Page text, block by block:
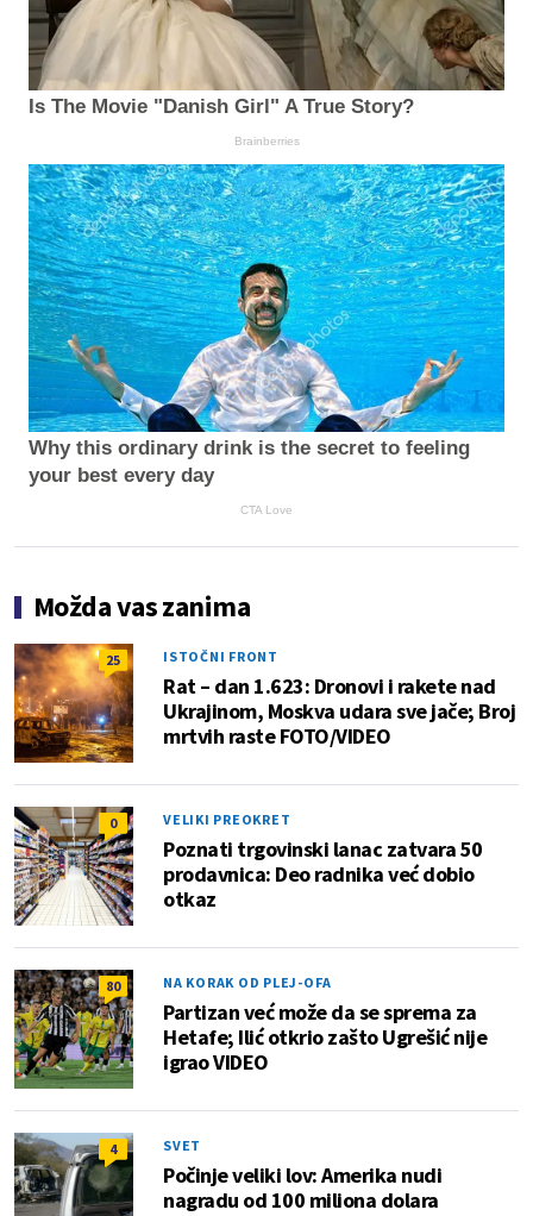
Is The Movie "Danish Girl" A True Story?
Brainberries
Why this ordinary drink is the secret to feeling
your best every day
CTA Love
Možda vas zanima
25 ISTOČNI FRONT
Rat – dan 1.623: Dronovi i rakete nad
Ukrajinom, Moskva udara sve jače; Broj
mrtvih raste FOTO/VIDEO
0 VELIKI PREOKRET
Poznati trgovinski lanac zatvara 50
prodavnica: Deo radnika već dobio
otkaz
80 NA KORAK OD PLEJ-OFA
Partizan već može da se sprema za
Hetafe; Ilić otkrio zašto Ugrešić nije
igrao VIDEO
4 SVET
Počinje veliki lov: Amerika nudi
nagradu od 100 miliona dolara